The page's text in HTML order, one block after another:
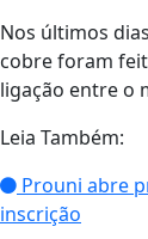
Nos últimos
cobre foram
ligação entre o
Leia Também:
Prouni abre
inscrição